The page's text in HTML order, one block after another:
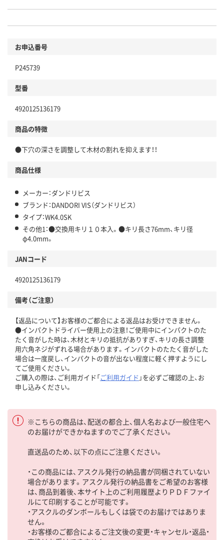
お申込番号
P245739
型番
4920125136179
商品の特徴
●下穴の深さを調整して木材の割れを抑えます！！
商品仕様
メーカー：ダンドリビス
ブランド：DANDORI VIS（ダンドリビス）
タイプ：WK4.0SK
その他1：●交換用キリ１０本入。●キリ長さ76mm、キリ径
φ4.0mm。
JANコード
4920125136179
備考（ご注意）
【返品について】お客様のご都合による返品はお受けできません。
●インパクトドライバー使用上の注意！ご使用中にインパクトのた
たく音がした時は、木材とキリの抵抗がありすぎ、キリの長さ調整
用六角ネジがずれる場合があります。インパクトのたたく音がした
場合は一度戻し、インパクトの音が出ない程度に軽く押すようにし
てご使用ください。
ご購入の際は、ご利用ガイド「ご利用ガイド 」を必ずご確認の上、お
申し込みください。
※こちらの商品は、配送の都合上、個人名および一般住宅へ
のお届けができかねますのでご了承ください。
直送品のため、以下の点にご注意ください。
・この商品には、アスクル発行の納品書が同梱されていない
場合があります。アスクル発行の納品書をご希望のお客様
は、商品到着後、本サイト上のご利用履歴よりＰＤＦファイ
ルにて印刷することが可能です。
・アスクルのダンボールもしくは袋でのお届けではありま
せん。
・お客様のご都合によるご注文後の変更・キャンセル・返品・